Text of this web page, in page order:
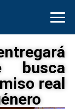
busca
real